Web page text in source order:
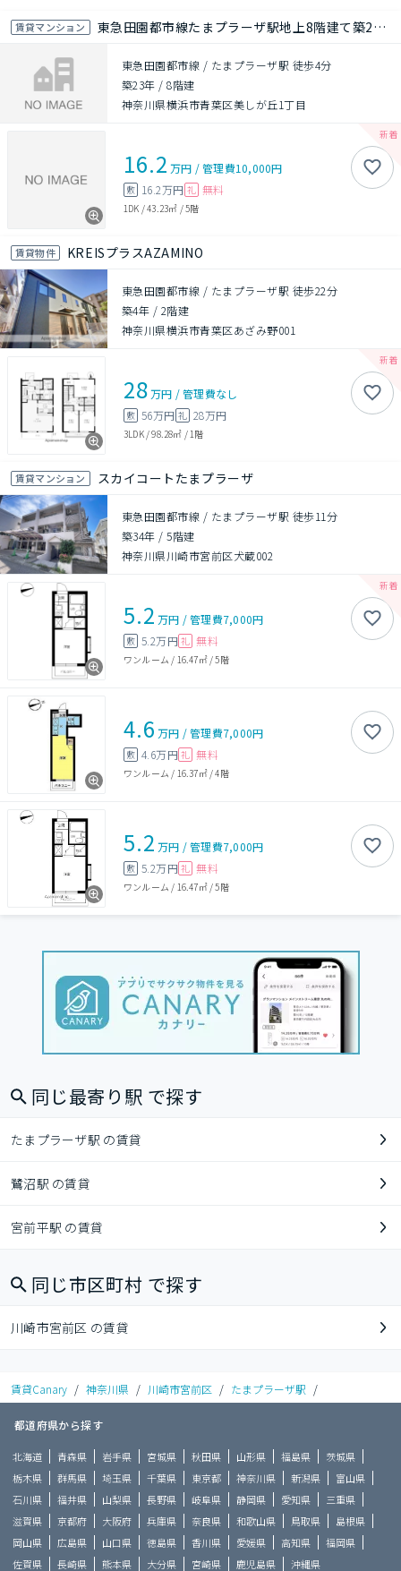
賃貸マンション 東急田園都市線たまプラーザ駅地上8階建て築24年
東急田園都市線 / たまプラーザ駅 徒歩4分
築23年 /8階建
神奈川県横浜市青葉区美しが丘1丁目
16.2 万円 /管理費10,000円
敷 16.2万円 礼 無料
1DK /43.23㎡ /5階
賃貸物件 KREISプラスAZAMINO
東急田園都市線 / たまプラーザ駅 徒歩22分
築4年 / 2階建
神奈川県横浜市青葉区あざみ野001
28万円 /管理費なし
敷 56万円 礼 28万円
3LDK/98.28㎡ / 1階
賃貸マンション スカイコートたまプラーザ
東急田園都市線 / たまプラーザ駅 徒歩11分
築34年 /5階建
神奈川県川崎市宮前区犬蔵002
5.2 万円 /管理費7,000円
敷 5.2万円 礼 無料
ワンルーム / 16.47㎡/5階
4.6 万円 /管理費7,000円
敷 4.6万円 礼 無料
ワンルーム / 16.37㎡/4階
5.2 万円 /管理費7,000円
敷 5.2万円 礼 無料
ワンルーム / 16.47㎡/5階
同じ最寄り駅 で探す
たまプラーザ駅 の賃貸
鷺沼駅 の賃貸
宮前平駅 の賃貸
同じ市区町村 で探す
川崎市宮前区 の賃貸
賃貸Canary / 神奈川県 / 川崎市宮前区 / たまプラーザ駅 /
都道府県から探す
北海道 青森県 岩手県 宮城県 秋田県 山形県 福島県
茨城県
栃木県
群馬県 埼玉県 千葉県 東京都 神奈川県 新潟県
富山県
石川県
福井県 山梨県 長野県 岐阜県 静岡県 愛知県
三重県
滋賀県
京都府 大阪府 兵庫県 奈良県 和歌山県 鳥取県
島根県
岡山県
広島県 山口県 徳島県 香川県 愛媛県 高知県
福岡県
佐賀県
長崎県 熊本県 大分県 宮崎県 鹿児島県 沖縄県